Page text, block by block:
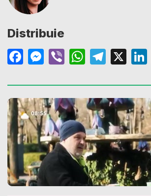
Distribuie
Facebook
Messenger
Viber X